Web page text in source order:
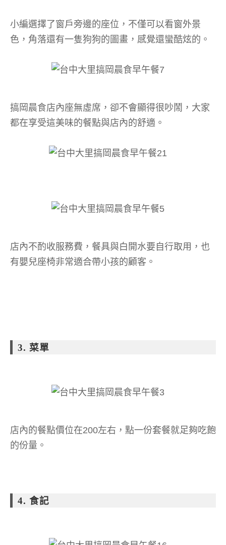
小編選擇了窗戶旁邊的座位，不僅可以看窗外景
色，角落還有一隻狗狗的圖畫，感覺還蠻酷炫的。
搞岡晨食店內座無虛席，卻不會顯得很吵鬧，大家
都在享受這美味的餐點與店內的舒適。
店內不酌收服務費，餐具與白開水要自行取用，也
有嬰兒座椅非常適合帶小孩的顧客。
3. 菜單
店內的餐點價位在200左右，點一份套餐就足夠吃飽
的份量。
4. 食記